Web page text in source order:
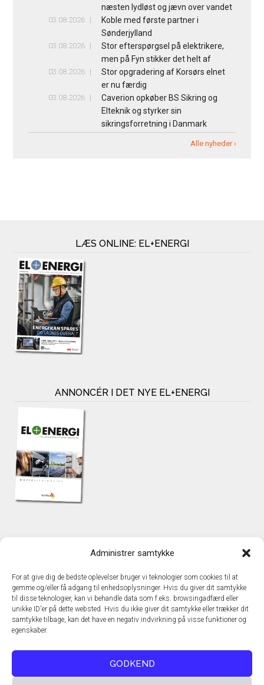
Administrer samtykke
For at give dig de bedste oplevelser bruger vi teknologier som cookies til at
gemme og/eller få adgang til enhedsoplysninger. Hvis du giver dit samtykke
til disse teknologier, kan vi behandle data som f.eks. browsingadfærd eller
unikke ID'er på dette websted. Hvis du ikke giver dit samtykke eller trækker dit
samtykke tilbage, kan det have en negativ indvirkning på visse funktioner og
egenskaber.
GODKEND
næsten lydløst og jævn over vandet
03.08.2026
Koble med første partner i
Sønderjylland
03.08.2026
Stor efterspørgsel på elektrikere,
men på Fyn stikker det helt af
03.08.2026
Stor opgradering af Korsørs elnet
er nu færdig
03.08.2026
Caverion opkøber BS Sikring og
Elteknik og styrker sin
sikringsforretning i Danmark
Alle nyheder ›
LÆS ONLINE: EL+ENERGI
ANNONCÉR I DET NYE EL+ENERGI
TechMedia A/S
DK – 2600 Glostrup
www.techmedia.dk
Telefon: +45 43 24 26 28
E-mail:info@techmedia.dk